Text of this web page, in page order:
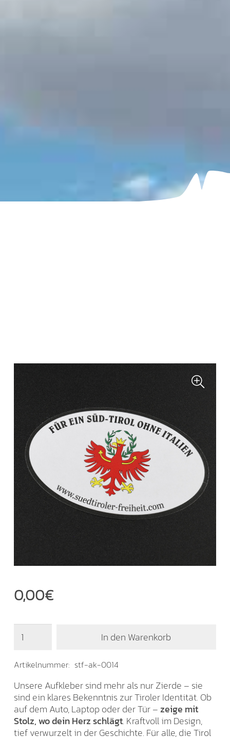
0,00€
"Für
Süd-
ohne
Italien"
Menge
In den Warenkorb
Artikelnummer: stf-ak-0014
Unsere Aufkleber sind mehr als nur Zierde – sie
sind ein klares Bekenntnis zur Tiroler Identität. Ob
auf dem Auto, Laptop oder der Tür –zeige mit
Stolz, wo dein Herz schlägt. Kraftvoll im Design,
tief verwurzelt in der Geschichte. Für alle, die Tirol